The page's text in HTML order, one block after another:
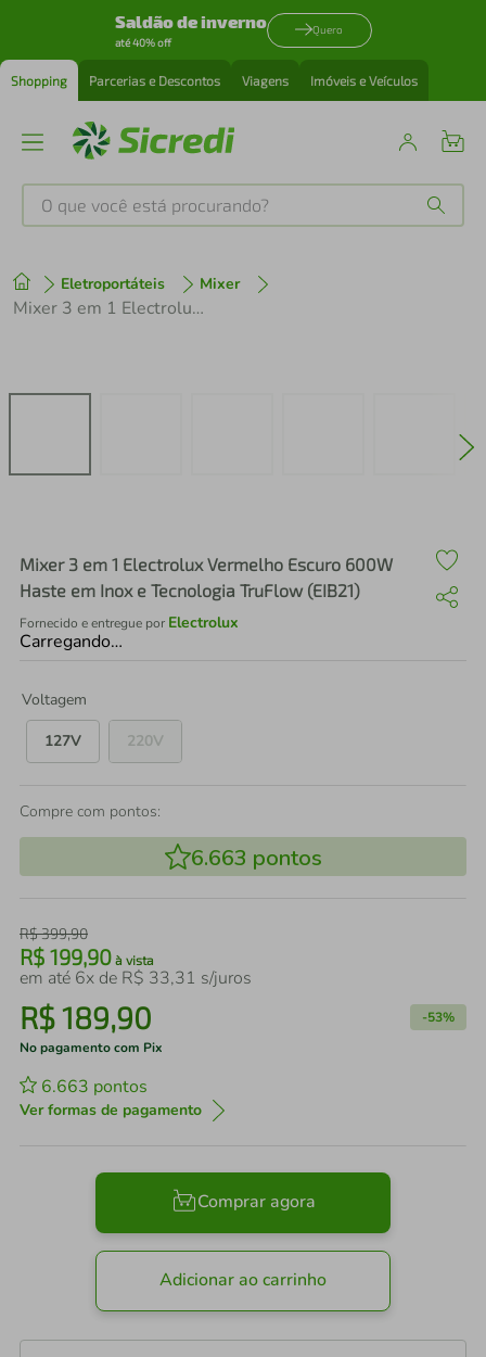
Saldão de inverno
até 40% off
Quero
Shopping Parcerias e Descontos Viagens Imóveis e Veículos
O que você está procurando?
Eletroportáteis Mixer
Mixer 3 em 1 Electrolux Vermelho Escuro 600W Haste em Inox e Tecnologia TruFlow (EIB21)
Mixer 3 em 1 Electrolux Vermelho Escuro 600W
Haste em Inox e Tecnologia TruFlow (EIB21)
Fornecido e entregue por Electrolux
Carregando…
Voltagem
127V
220V
Compre com pontos:
6.663 pontos
R$399,90
R$ 199,90 à vista
em até 6x de R$ 33,31 s/juros
R$189,90 -53%
No pagamento com Pix
6.663 pontos
Ver formas de pagamento
Comprar agora
Adicionar ao carrinho
1 º tenis